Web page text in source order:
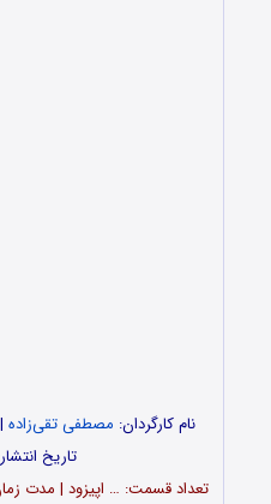
نام کارگردان: مصطفی تقی‌زاده
تاریخ انتشار: